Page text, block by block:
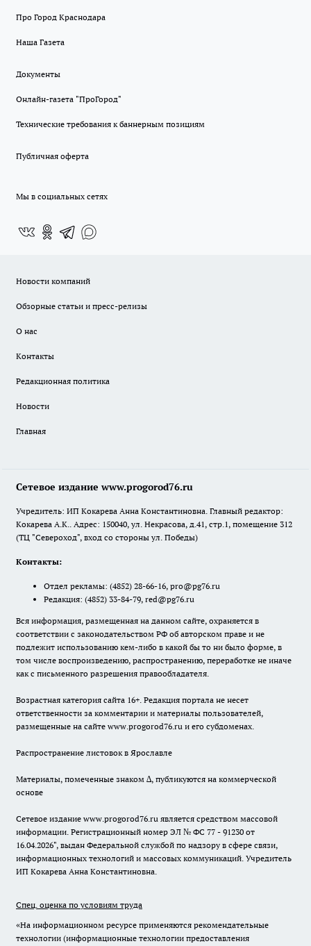
Про Город Краснодара
Наша Газета
Документы
Онлайн-газета "ПроГород"
Технические требования к баннерным позициям
Публичная оферта
Мы в социальных сетях
Новости компаний
Обзорные статьи и пресс-релизы
О нас
Контакты
Редакционная политика
Новости
Главная
Сетевое издание www.progorod76.ru
Учредитель: ИП Кокарева Анна Константиновна. Главный редактор:
Кокарева А.К.. Адрес: 150040, ул. Некрасова, д.41, стр.1, помещение 312
(ТЦ "Североход", вход со стороны ул. Победы)
Контакты:
Отдел рекламы: (4852) 28-66-16, pro@pg76.ru
Редакция: (4852) 33-84-79, red@pg76.ru
Вся информация, размещенная на данном сайте, охраняется в
соответствии с законодательством РФ об авторском праве и не
подлежит использованию кем-либо в какой бы то ни было форме, в
том числе воспроизведению, распространению, переработке не иначе
как с письменного разрешения правообладателя.
Возрастная категория сайта 16+. Редакция портала не несет
ответственности за комментарии и материалы пользователей,
размещенные на сайте www.progorod76.ru и его субдоменах.
Распространение листовок в Ярославле
Материалы, помеченные знаком ∆, публикуются на коммерческой
основе
Сетевое издание www.progorod76.ru является средством массовой
информации. Регистрационный номер ЭЛ № ФС 77 - 91230 от
16.04.2026", выдан Федеральной службой по надзору в сфере связи,
информационных технологий и массовых коммуникаций. Учредитель
ИП Кокарева Анна Константиновна.
Спец. оценка по условиям труда
«На информационном ресурсе применяются рекомендательные
технологии (информационные технологии предоставления